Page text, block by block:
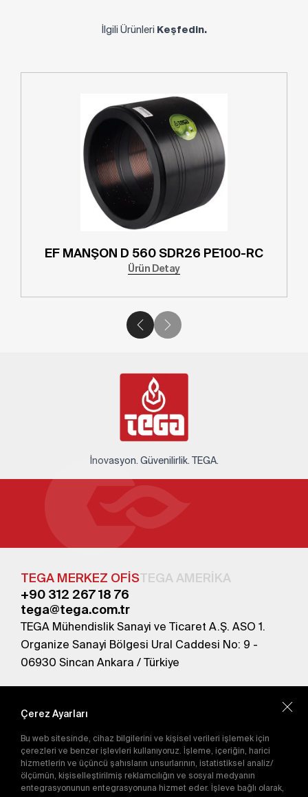
İlgili Ürünleri Keşfedin.
EF MANŞON D 560 SDR26 PE100-RC
Ürün Detay
İnovasyon. Güvenilirlik. TEGA.
TEGA MERKEZ OFİSTEGA AMERİKA
+90 312 267 18 76
tega@tega.com.tr
TEGA Mühendislik Sanayi ve Ticaret A.Ş. ASO 1.
Organize Sanayi Bölgesi Ural Caddesi No: 9 -
06930 Sincan Ankara / Türkiye
abone olun.
Gönder
Abone olarakGizlilik Politikası'nı
kabul etmiş
olursunuz.
Çerez Ayarları
Bu web sitesinde, cihaz bilgilerini ve kişisel verileri işlemek için
çerezleri ve benzer işlevleri kullanıyoruz. İşleme, içeriğin, harici
hizmetlerin ve üçüncü şahısların unsurlarının, istatistiksel analiz/
ölçümün, kişiselleştirilmiş reklamcılığın ve sosyal medyanın
entegrasyonunun entegrasyonuna hizmet eder. İşleve bağlı olarak,